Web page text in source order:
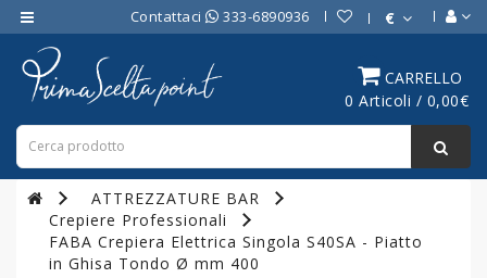
Contattaci 333-6890936 €
CARRELLO
0 Articoli / 0,00€
Category
ATTREZZATURE
BAR
ATTREZZATURE
PROFESSIONALI
CUCINA
ATTREZZATURE BAR
Crepiere Professionali
FABA Crepiera Elettrica Singola S40SA - Piatto
in Ghisa Tondo Ø mm 400